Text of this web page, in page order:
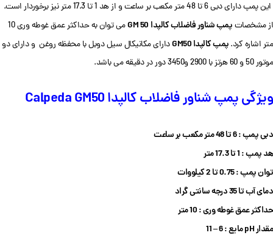
این پمپ دارای دبی 6 تا 48 متر مکعب بر ساعت و از هد 1 تا 17.3 متر نیز برخوردار است.
از مشخصاتپمپ شناور فاضلاب کالپدا GM 50
می توان به حداکثر عمق غوطه وری 10
متر اشاره کرد.پمپ کالپدا GM50
دارای مکانیکال سیل دوبل با محفظه روغن و دارای دو
موتور 50 و 60 هرتز با 2900 و3450 دور در دقیقه می باشد.
ویژگی پمپ شناور فاضلاب کالپدا Calpeda GM50
دبی پمپ : 6 تا 48 متر مکعب بر ساعت
هد پمپ : 1 تا 17.3 متر
توان پمپ : 0.75 تا 2 کیلووات
دمای آب تا35درجه سانتی گراد
حداکثر عمق غوطه وری :10متر
مقدار pH مایع : 6 – 11